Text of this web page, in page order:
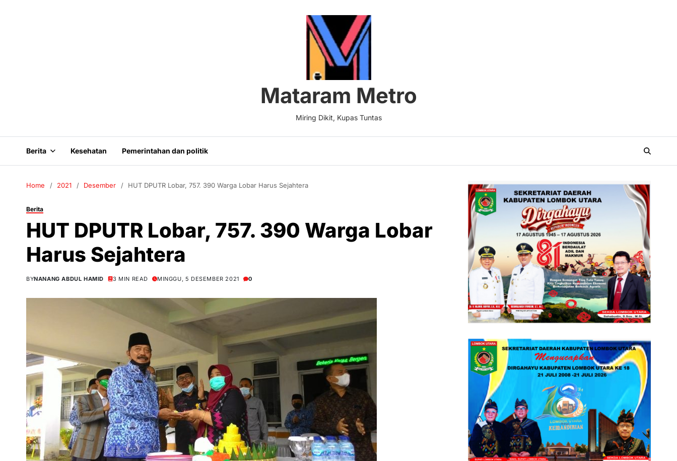
Mataram Metro
Miring Dikit, Kupas Tuntas
Berita Kesehatan Pemerintahan dan politik
Home 2021 Desember HUT DPUTR Lobar, 757. 390 Warga Lobar Harus Sejahtera
Berita
HUT DPUTR Lobar, 757. 390 Warga Lobar
Harus Sejahtera
BYNANANG ABDUL HAMID 3 MIN READ MINGGU, 5 DESEMBER 2021 0